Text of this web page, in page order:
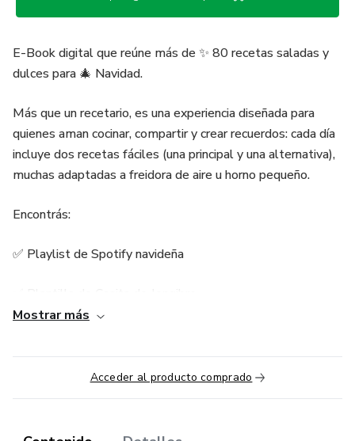
E-Book digital que reúne más de ✨ 80 recetas saladas y
dulces para 🎄 Navidad.
Más que un recetario, es una experiencia diseñada para
quienes aman cocinar, compartir y crear recuerdos: cada día
incluye dos recetas fáciles (una principal y una alternativa),
muchas adaptadas a freidora de aire u horno pequeño.
Encontrás:
✅ Playlist de Spotify navideña
4 BONOS exclusivos:
cócteles, una para cada día).
Mostrar más
Acceder al producto comprado